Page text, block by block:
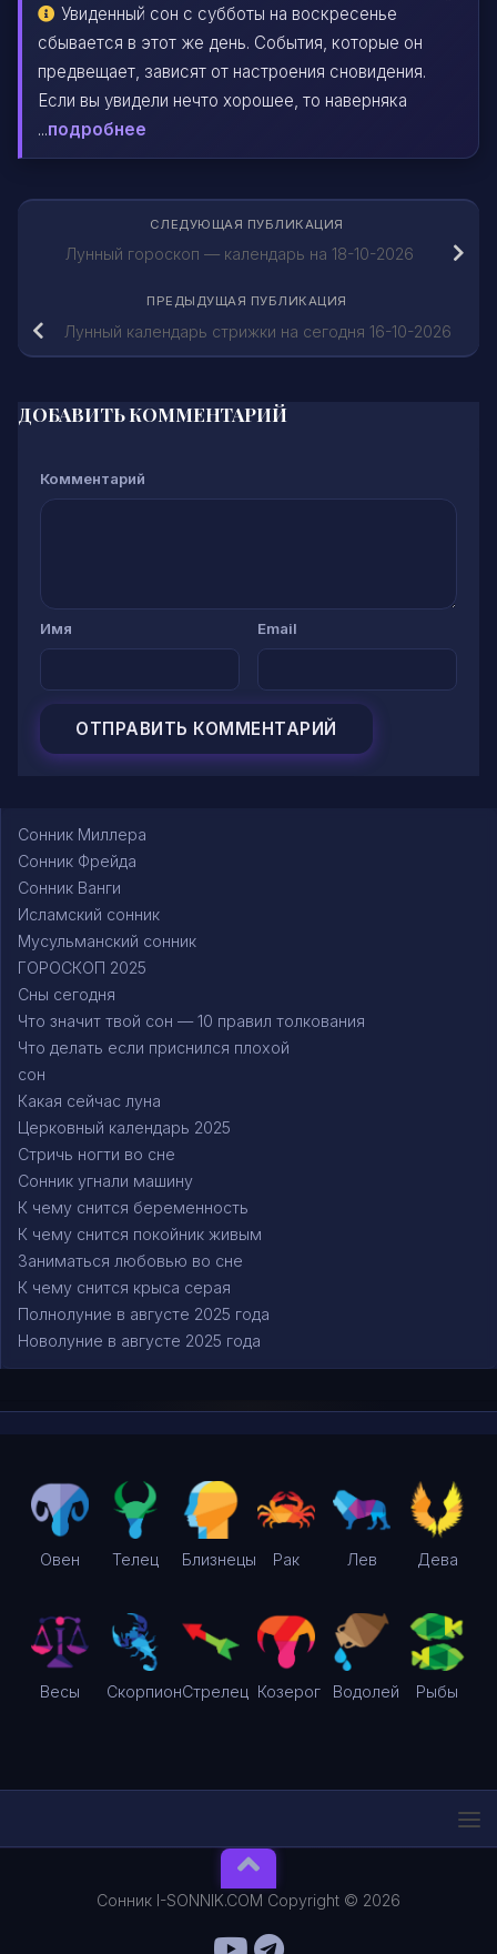
Увиденный сон с субботы на воскресенье
сбывается в этот же день. События, которые он
предвещает, зависят от настроения сновидения.
Если вы увидели нечто хорошее, то наверняка
...подробнее
СЛЕДУЮЩАЯ ПУБЛИКАЦИЯ
Лунный гороскоп — календарь на 18-10-2026
ПРЕДЫДУЩАЯ ПУБЛИКАЦИЯ
Лунный календарь стрижки на сегодня 16-10-2026
ДОБАВИТЬ КОММЕНТАРИЙ
Комментарий
Имя Email
Сонник Миллера
Сонник Фрейда
Сонник Ванги
Исламский сонник
Мусульманский сонник
ГОРОСКОП 2025
Сны сегодня
Что значит твой сон — 10 правил толкования
Что делать если приснился плохой
сон
Какая сейчас луна
Церковный календарь 2025
Стричь ногти во сне
Сонник угнали машину
К чему снится беременность
К чему снится покойник живым
Заниматься любовью во сне
К чему снится крыса серая
Полнолуние в августе 2025 года
Новолуние в августе 2025 года
Овен Телец Близнецы Рак Лев Дева
Весы СкорпионСтрелец Козерог Водолей Рыбы
Сонник I-SONNIK.COM Copyright © 2026